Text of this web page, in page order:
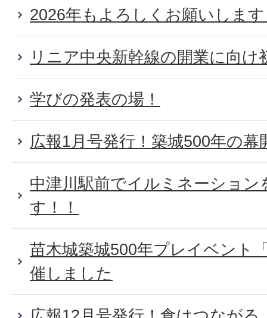
2026年もよろしくお願いしま
リニア中央新幹線の開業に向け
学びの発表の場！
広報1月号発行！築城500年の幕
中津川駅前でイルミネーション
す！！
苗木城築城500年プレイベント
催しました